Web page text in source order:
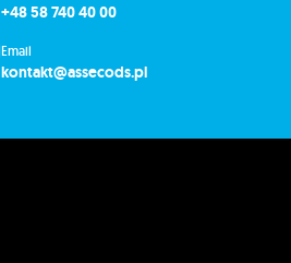
+48 58 740 40 00
Email
kontakt@assecods.pl